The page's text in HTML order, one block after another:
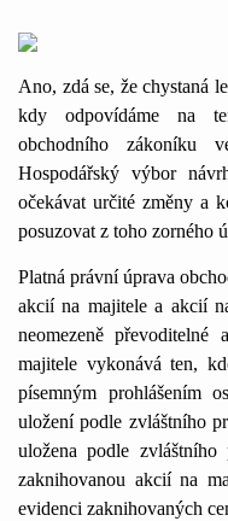
Ano, zdá se, že chystaná
kdy odpovídáme na
obchodního zákoníku
Hospodářský výbor
očekávat určité změny a
posuzovat z toho zorného
Platná právní úprava
akcií na majitele a akcií
neomezeně
majitele vykonává ten,
písemným prohlášením
uložení podle zvláštního
uložena podle zvláštního
zaknihovanou akcií na
evidenci zaknihovaných